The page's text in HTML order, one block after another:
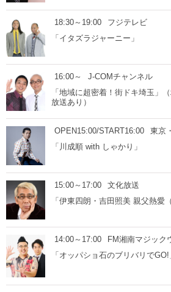
18:30～19:00
フジテレビ
「イタズラジャーニー」
16:00～
J-COMチャンネル
「地域に超密着！街ドキ埼玉」
放送あり）
OPEN15:00/START16:00
東京
「川成順 with しゃかり」
15:00～17:00
文化放送
「伊東四朗・吉田照美 親父熱愛
14:00～17:00
FM湘南マジック
「オッパショ石のブリバリでGO!